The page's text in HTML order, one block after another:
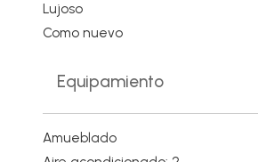
Lujoso
Como nuevo
Equipamiento
Amueblado